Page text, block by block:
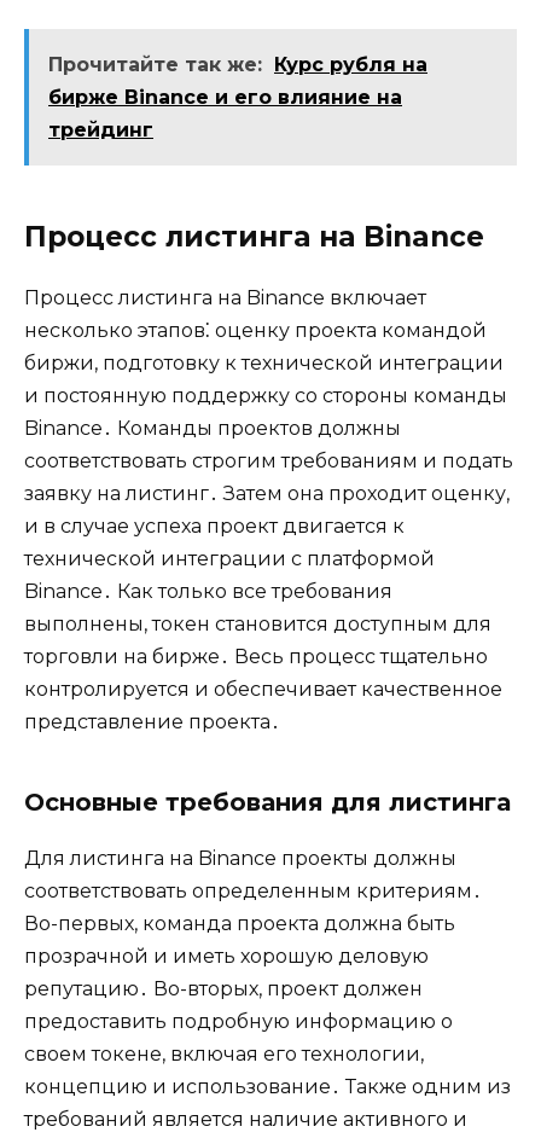
Прочитайте так же: Курс рубля на
бирже Binance и его влияние на
трейдинг
Процесс листинга на Binance
Процесс листинга на Binance включает
несколько этапов⁚ оценку проекта командой
биржи‚ подготовку к технической интеграции
и постоянную поддержку со стороны команды
Binance․ Команды проектов должны
соответствовать строгим требованиям и подать
заявку на листинг․ Затем она проходит оценку‚
и в случае успеха проект двигается к
технической интеграции с платформой
Binance․ Как только все требования
выполнены‚ токен становится доступным для
торговли на бирже․ Весь процесс тщательно
контролируется и обеспечивает качественное
представление проекта․
Основные требования для листинга
Для листинга на Binance проекты должны
соответствовать определенным критериям․
Во-первых‚ команда проекта должна быть
прозрачной и иметь хорошую деловую
репутацию․ Во-вторых‚ проект должен
предоставить подробную информацию о
своем токене‚ включая его технологии‚
концепцию и использование․ Также одним из
требований является наличие активного и